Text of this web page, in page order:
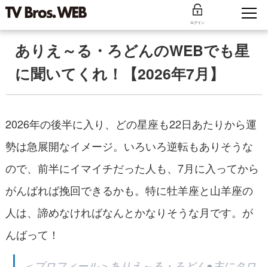
ログイン
ありえ～る・ろどんのWEBでも星
に聞いてくれ！【2026年7月】
2026年の後半に入り、どの星座も22日あたりから運
勢は急展開なイメージ。いろいろ逆転もありそうな
ので、前半にイマイチだった人も、7月に入ってから
がんばれば挽回できるかも。特に牡羊座と山羊座の
人は、諦めなければなんとかなりそうな月です。が
んばって！